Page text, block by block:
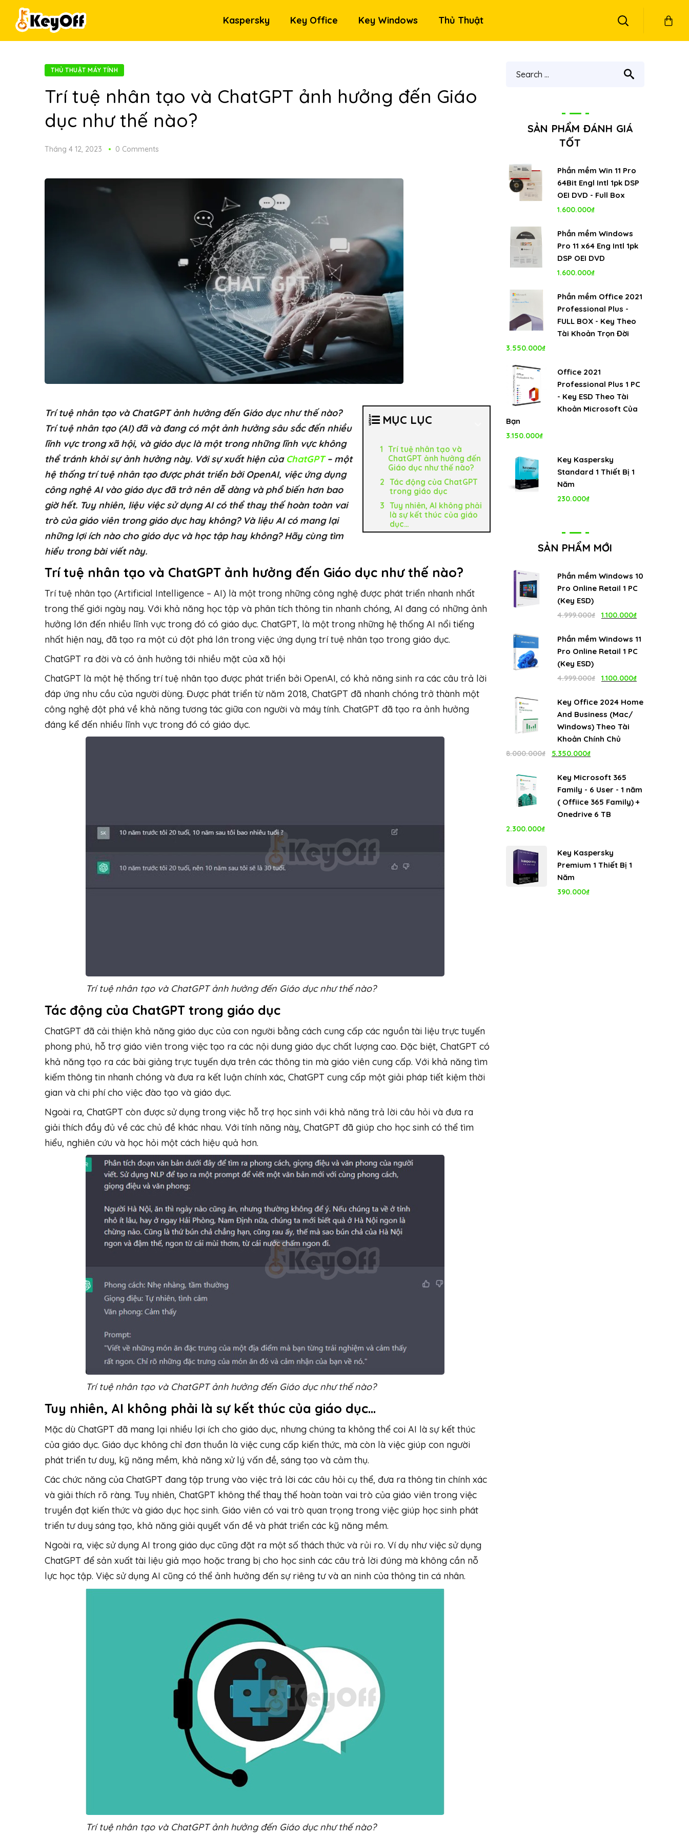
Kaspersky Key Office Key Windows Thủ Thuật
THỦ THUẬT MÁY TÍNH
Trí tuệ nhân tạo và ChatGPT ảnh hưởng đến Giáo
dục như thế nào?
Tháng 4 12, 2023 0 Comments
MỤC LỤC
Trí tuệ nhân tạo và
ChatGPT ảnh hưởng đến
Giáo dục như thế nào?
Tác động của ChatGPT
trong giáo dục
Tuy nhiên, AI không phải
là sự kết thúc của giáo
dục…
Trí tuệ nhân tạo và ChatGPT ảnh hưởng đến Giáo dục như thế nào?
Trí tuệ nhân tạo (AI) đã và đang có một ảnh hưởng sâu sắc đến nhiều
lĩnh vực trong xã hội, và giáo dục là một trong những lĩnh vực không
thể tránh khỏi sự ảnh hưởng này. Với sự xuất hiện của ChatGPT– một
hệ thống trí tuệ nhân tạo được phát triển bởi OpenAI, việc ứng dụng
công nghệ AI vào giáo dục đã trở nên dễ dàng và phổ biến hơn bao
giờ hết. Tuy nhiên, liệu việc sử dụng AI có thể thay thế hoàn toàn vai
trò của giáo viên trong giáo dục hay không? Và liệu AI có mang lại
những lợi ích nào cho giáo dục và học tập hay không? Hãy cùng tìm
hiểu trong bài viết này.
Trí tuệ nhân tạo và ChatGPT ảnh hưởng đến Giáo dục như thế nào?
Trí tuệ nhân tạo (Artificial Intelligence – AI) là một trong những công nghệ được phát triển nhanh nhất
trong thế giới ngày nay. Với khả năng học tập và phân tích thông tin nhanh chóng, AI đang có những ảnh
hưởng lớn đến nhiều lĩnh vực trong đó có giáo dục. ChatGPT, là một trong những hệ thống AI nổi tiếng
nhất hiện nay, đã tạo ra một cú đột phá lớn trong việc ứng dụng trí tuệ nhân tạo trong giáo dục.
ChatGPT ra đời và có ảnh hưởng tới nhiều mặt của xã hội
ChatGPT là một hệ thống trí tuệ nhân tạo được phát triển bởi OpenAI, có khả năng sinh ra các câu trả lời
đáp ứng nhu cầu của người dùng. Được phát triển từ năm 2018, ChatGPT đã nhanh chóng trở thành một
công nghệ đột phá về khả năng tương tác giữa con người và máy tính. ChatGPT đã tạo ra ảnh hưởng
đáng kể đến nhiều lĩnh vực trong đó có giáo dục.
Trí tuệ nhân tạo và ChatGPT ảnh hưởng đến Giáo dục như thế nào?
Tác động của ChatGPT trong giáo dục
ChatGPT đã cải thiện khả năng giáo dục của con người bằng cách cung cấp các nguồn tài liệu trực tuyến
phong phú, hỗ trợ giáo viên trong việc tạo ra các nội dung giáo dục chất lượng cao. Đặc biệt, ChatGPT có
khả năng tạo ra các bài giảng trực tuyến dựa trên các thông tin mà giáo viên cung cấp. Với khả năng tìm
kiếm thông tin nhanh chóng và đưa ra kết luận chính xác, ChatGPT cung cấp một giải pháp tiết kiệm thời
gian và chi phí cho việc đào tạo và giáo dục.
Ngoài ra, ChatGPT còn được sử dụng trong việc hỗ trợ học sinh với khả năng trả lời câu hỏi và đưa ra
giải thích đầy đủ về các chủ đề khác nhau. Với tính năng này, ChatGPT đã giúp cho học sinh có thể tìm
hiểu, nghiên cứu và học hỏi một cách hiệu quả hơn.
Trí tuệ nhân tạo và ChatGPT ảnh hưởng đến Giáo dục như thế nào?
Tuy nhiên, AI không phải là sự kết thúc của giáo dục…
Mặc dù ChatGPT đã mang lại nhiều lợi ích cho giáo dục, nhưng chúng ta không thể coi AI là sự kết thúc
của giáo dục. Giáo dục không chỉ đơn thuần là việc cung cấp kiến thức, mà còn là việc giúp con người
phát triển tư duy, kỹ năng mềm, khả năng xử lý vấn đề, sáng tạo và cảm thụ.
Các chức năng của ChatGPT đang tập trung vào việc trả lời các câu hỏi cụ thể, đưa ra thông tin chính xác
và giải thích rõ ràng. Tuy nhiên, ChatGPT không thể thay thế hoàn toàn vai trò của giáo viên trong việc
truyền đạt kiến thức và giáo dục học sinh. Giáo viên có vai trò quan trọng trong việc giúp học sinh phát
triển tư duy sáng tạo, khả năng giải quyết vấn đề và phát triển các kỹ năng mềm.
Ngoài ra, việc sử dụng AI trong giáo dục cũng đặt ra một số thách thức và rủi ro. Ví dụ như việc sử dụng
ChatGPT để sản xuất tài liệu giả mạo hoặc trang bị cho học sinh các câu trả lời đúng mà không cần nỗ
lực học tập. Việc sử dụng AI cũng có thể ảnh hưởng đến sự riêng tư và an ninh của thông tin cá nhân.
Trí tuệ nhân tạo và ChatGPT ảnh hưởng đến Giáo dục như thế nào?
SẢN PHẨM ĐÁNH GIÁ
TỐT
Phần mềm Win 11 Pro
64Bit Engl Intl 1pk DSP
OEI DVD - Full Box
1.600.000₫
Phần mềm Windows
Pro 11 x64 Eng Intl 1pk
DSP OEI DVD
1.600.000₫
Phần mềm Office 2021
Professional Plus -
FULL BOX - Key Theo
Tài Khoản Trọn Đời
3.550.000₫
Office 2021
Professional Plus 1 PC
- Key ESD Theo Tài
Khoản Microsoft Của
Bạn
3.150.000₫
Key Kaspersky
Standard 1 Thiết Bị 1
Năm
230.000₫
SẢN PHẨM MỚI
Phần mềm Windows 10
Pro Online Retail 1 PC
(Key ESD)
4.999.000₫
Giá
là:
1.100.000₫
tại
Phần mềm Windows 11
Pro Online Retail 1 PC
(Key ESD)
4.999.000₫
Giá
là:
4.999.000₫.
1.100.000₫
tại
Key Office 2024 Home
And Business (Mac/
Windows) Theo Tài
Khoản Chính Chủ
8.000.000₫
Giá
là:
8.000.000₫.
5.350.000₫
tại
là:
5.350.000₫.
Key Microsoft 365
Family - 6 User - 1 năm
( Offiice 365 Family) +
Onedrive 6 TB
2.300.000₫
Key Kaspersky
Premium 1 Thiết Bị 1
Năm
390.000₫